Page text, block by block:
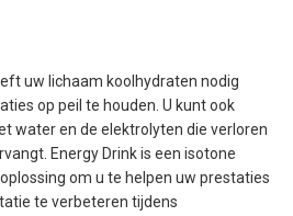
uw lichaam koolhydraten nodig
op peil te houden. U kunt ook
water en de elektrolyten die verloren
Energy Drink is een isotone
om u te helpen uw prestaties
te verbeteren tijdens